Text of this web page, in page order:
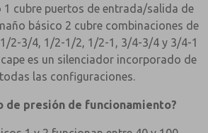
1 cubre puertos de entrada/salida de
básico 2 cubre combinaciones de
2-3/4, 1/2-1/2, 1/2-1, 3/4-3/4 y 3/4-1
es un silenciador incorporado de
las configuraciones.
de presión de funcionamiento?